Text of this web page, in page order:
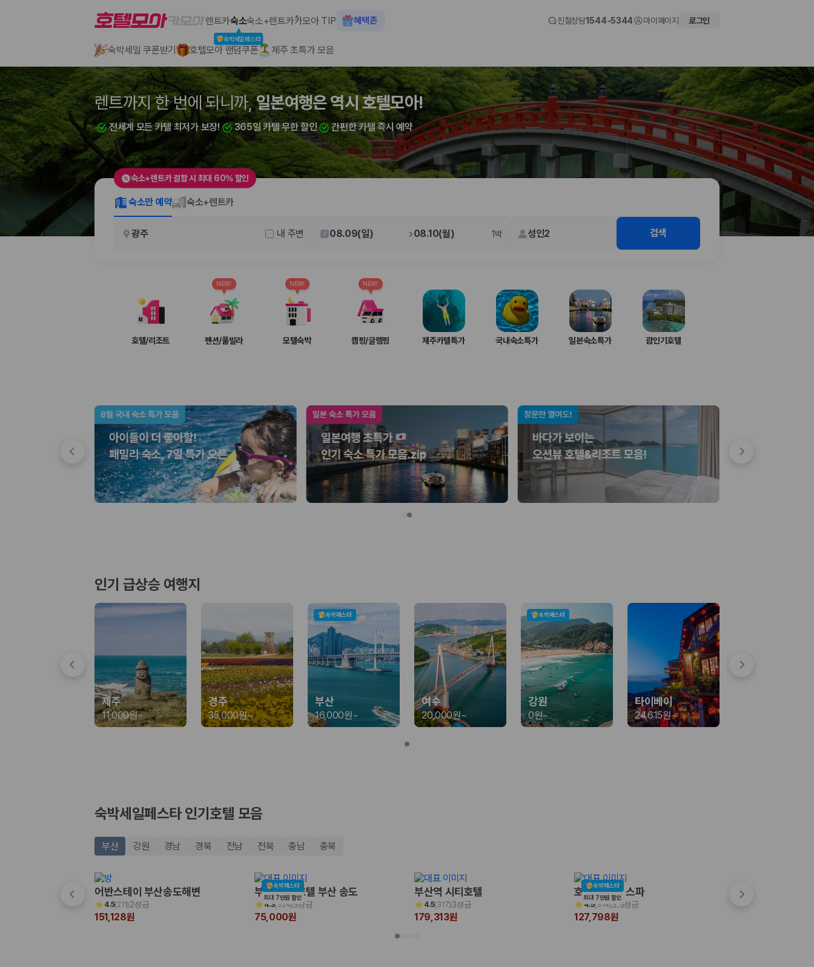
2000만 이용고객이 선택한 제주 렌트카 가격비교 플랫폼
제주렌트카 가격비교는 카모아에서 한 번에
제주도 렌트카는 업체마다 차량 가격, 보험 조건, 면책금, 보상 한도, 인수 장소, 취소 규정이 다릅니다. 카모아는 여러 제주 렌트카 업체의 조건을 한 화면에서 비교해 사용자가 자신의 일정과 예산에 맞는 차량을 선택할 수 있도
일반자차, 완전자차, 슈퍼자차의 면책금과 보상 한도를 비교합니다.
셔틀 이동, 인수 위치, 반납 편의성을 함께 확인합니다.
비교 후 원하는 차량을 바로 예약할 수 있습니다.
제주렌트카 최저가는 차량 기본요금만으로 판단하기 어렵습니다. 보험 포함 여부, 면책금, 보상 한도, 옵션 비용, 취소 수수료를 함께 확인해야 실제로 저렴한 차량을 고를 수 있습니다.
2. 보험 조건은 가격만큼 중요합니다
완전자차와 슈퍼자차는 업체별 보장 범위가 다를 수 있습니다. 카모아에서는 제주 렌트카 가격과 함께 보험 조건을 비교해 여행 스타일에 맞는 보장 수준을 선택할 수 있습니다.
3. 제주공항 접근성과 셔틀 조건을 함께 확인하세요
제주 렌트카는 차량 인수 위치와 셔틀 편의성에 따라 실제 이용 만족도가 달라집니다. 공항에서 렌트카 사무실까지의 이동 조건을 가격과 함께 비교하는 것이 좋습니다.
커플·친구 여행에서 많이 선택되며 가격과 승차감의 균형이 좋은 차종입니다.
가족 여행, 짐이 많은 여행, 장거리 이동에 적합하며 보험 조건과 차량 연식을 함께 비교하는 것이 좋습니다.
단체 여행이나 4인 이상 가족 여행에 적합하며 인원수, 짐 공간, 보험 조건을 함께 확인해야 합니다.
제주렌트카 보험까지 비교해야 진짜 가격비교입니다
동일한 차량이라도 보험 조건에 따라 실제 부담 금액이 달라질 수 있습니다. 카모아는 제주 렌트카 가격뿐 아니라 일반자차, 완전자차, 슈퍼자차 조건을 함께 확인할 수 있도록 돕습니다.
사고 발생 시 일정 금액의 면책금이 발생할 수 있습니다.
보상 한도 내에서 면책금 부담이 줄어드는 보험 조건입니다.
제주렌트카 가격비교 자주 묻는 질문
렌트카숙소
숙박세일페스타
숙소+렌트카카모아 TIP 혜택존 친절상담1544-5344 마이페이지 로그인
숙박세일 쿠폰받기 호텔모아 랜덤쿠폰 제주 초특가 모음
렌트까지 한 번에 되니까,일본여행은 역시 호텔모아!
전세계 모든 카텔 최저가 보장! 365일 카텔 무한 할인 간편한 카텔 즉시 예약
렌트까지 한 번에 되니까,부산여행은 역시 호텔모아!
전세계 모든 카텔 최저가 보장! 365일 카텔 무한 할인 간편한 카텔 즉시 예약
숙소+렌트카 결합 시 최대 60% 할인
숙소만 예약 숙소+렌트카
광주 내 주변 08.09(일) 08.10(월) 1박 성인2 검색
호텔/리조트 펜션/풀빌라
NEW!
모텔숙박
NEW!
캠핑/글램핑
NEW!
제주카텔특가 국내숙소특가 일본숙소특가 괌인기호텔
인기 급상승 여행지
제주
11,000원~
경주
35,000원~
숙박페스타
부산
16,000원~
여수
20,000원~
숙박페스타
강원
0원~
타이베이
24,615원~
숙박세일페스타 인기호텔 모음
부산 강원 경남 경북 전남 전북 충남 충북
어반스테이 부산송도해변
4.5(211) 2성급
151,128원
숙박페스타
최대 7만원 할인
부산 비치 호텔 부산 송도
4.3( 324)3성급
75,000원
부산역 시티호텔
4.5(317) 3성급
179,313원
숙박페스타
최대 7만원 할인
호텔포레 더 스파
4.5( 314)3.5성급
127,798원
최대 7만원 할인
시타딘커넥트호